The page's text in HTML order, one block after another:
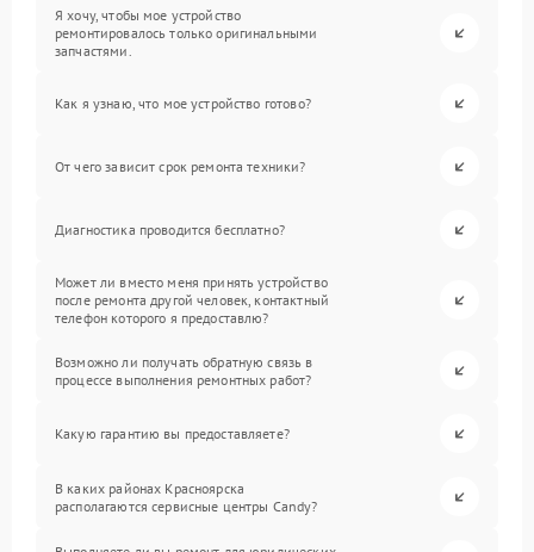
Я хочу, чтобы мое устройство
ремонтировалось только оригинальными
запчастями.
Как я узнаю, что мое устройство готово?
От чего зависит срок ремонта техники?
Диагностика проводится бесплатно?
Может ли вместо меня принять устройство
после ремонта другой человек, контактный
телефон которого я предоставлю?
Возможно ли получать обратную связь в
процессе выполнения ремонтных работ?
Какую гарантию вы предоставляете?
В каких районах Красноярска
располагаются сервисные центры Candy?